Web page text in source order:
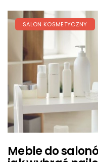
SALON KOSMETYCZNY
Meble do